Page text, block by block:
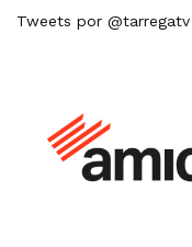
Tweets por @tarregatv